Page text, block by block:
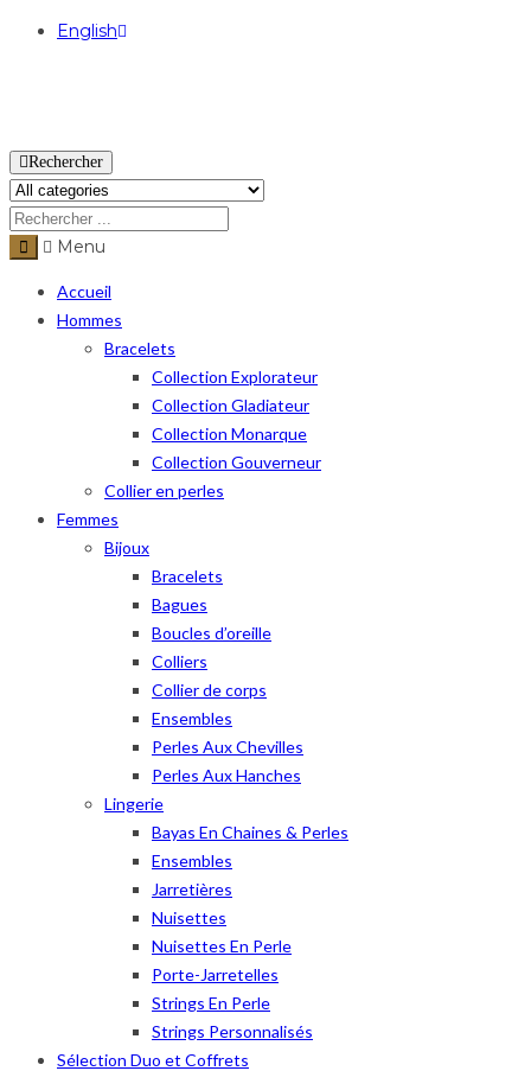
English
Rechercher
Menu
Accueil
Hommes
Bracelets
Collection Explorateur
Collection Gladiateur
Collection Monarque
Collection Gouverneur
Collier en perles
Femmes
Bijoux
Bracelets
Bagues
Boucles d’oreille
Colliers
Collier de corps
Ensembles
Perles Aux Chevilles
Perles Aux Hanches
Lingerie
Bayas En Chaines & Perles
Ensembles
Jarretières
Nuisettes
Nuisettes En Perle
Porte-Jarretelles
Strings En Perle
Strings Personnalisés
Sélection Duo et Coffrets